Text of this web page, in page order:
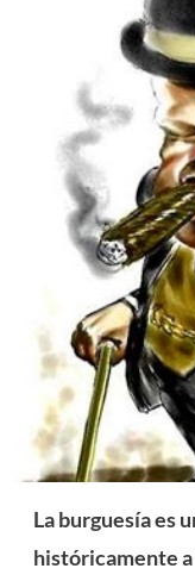
La burguesía es
históricamente a